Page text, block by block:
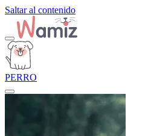
Saltar al contenido
PERRO